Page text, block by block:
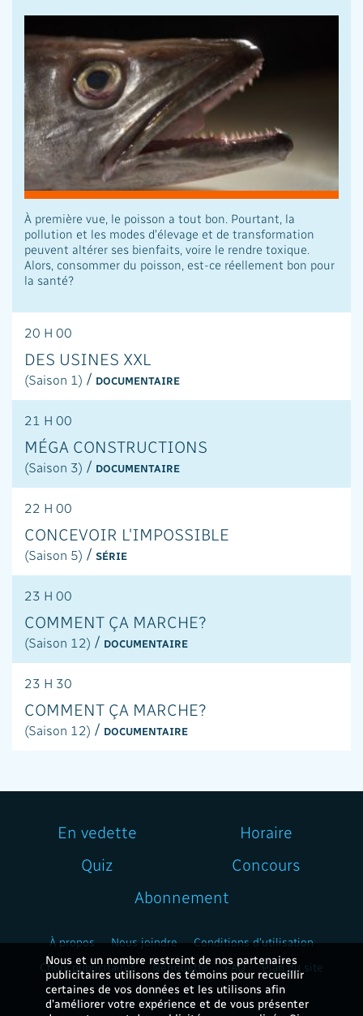
À première vue, le poisson a tout bon. Pourtant, la
pollution et les modes d'élevage et de transformation
peuvent altérer ses bienfaits, voire le rendre toxique.
Alors, consommer du poisson, est-ce réellement bon pour
la santé?
20 H 00
DES USINES XXL
(Saison 1) / DOCUMENTAIRE
21 H 00
MÉGA CONSTRUCTIONS
(Saison 3) / DOCUMENTAIRE
22 H 00
CONCEVOIR L'IMPOSSIBLE
(Saison 5) / SÉRIE
23 H 00
COMMENT ÇA MARCHE?
(Saison 12) / DOCUMENTAIRE
23 H 30
COMMENT ÇA MARCHE?
(Saison 12) / DOCUMENTAIRE
Nous et un nombre restreint de nos partenaires
publicitaires utilisons des témoins pour recueillir
certaines de vos données et les utilisons afin
d’améliorer votre expérience et de vous présenter
En vedette
Horaire
Quiz
Concours
Abonnement
À propos Nous joindre
Conditions d'utilisation
Choix publicitaires
Nétiquette FAQ Plan du site